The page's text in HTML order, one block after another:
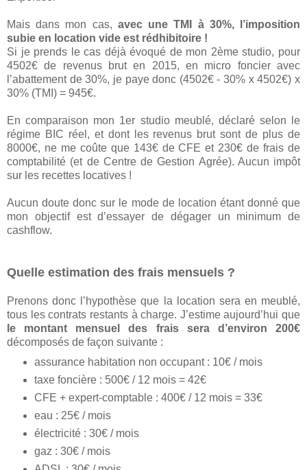
Mais dans mon cas, avec une TMI à 30%, l’imposition
subie en location vide est rédhibitoire !
Si je prends le cas déjà évoqué de mon 2ème studio, pour
4502€ de revenus brut en 2015, en micro foncier avec
l’abattement de 30%, je paye donc (4502€ - 30% x 4502€) x
30% (TMI) = 945€.
En comparaison mon 1er studio meublé, déclaré selon le
régime BIC réel, et dont les revenus brut sont de plus de
8000€, ne me coûte que 143€ de CFE et 230€ de frais de
comptabilité (et de Centre de Gestion Agrée). Aucun impôt
sur les recettes locatives !
Aucun doute donc sur le mode de location étant donné que
mon objectif est d’essayer de dégager un minimum de
cashflow.
Quelle estimation des frais mensuels ?
Prenons donc l’hypothèse que la location sera en meublé,
tous les contrats restants à charge. J’estime aujourd’hui que
le montant mensuel des frais sera d’environ 200€
décomposés de façon suivante :
assurance habitation non occupant : 10€ / mois
taxe foncière : 500€ / 12 mois = 42€
CFE + expert-comptable : 400€ / 12 mois = 33€
eau : 25€ / mois
électricité : 30€ / mois
gaz : 30€ / mois